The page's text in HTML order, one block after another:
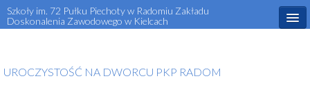
Szkoły im. 72 Pułku Piechoty w Radomiu Zakładu
Doskonalenia Zawodowego w Kielcach
Aktualności
UROCZYSTOŚĆ NA DWORCU PKP RADOM